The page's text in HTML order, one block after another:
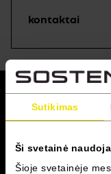
Sutikimas
Ši svetainė
Šioje svetainėje
kontaktai
RENAULT PRO+